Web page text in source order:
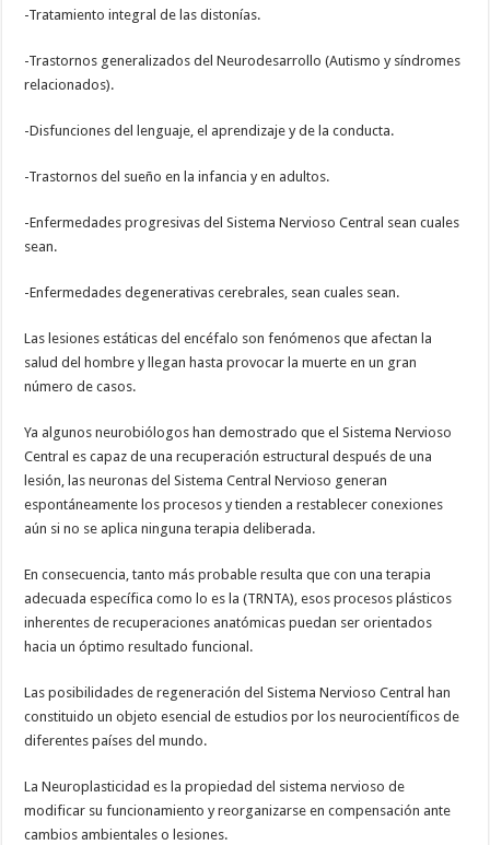
-Tratamiento integral de las distonías.
-Trastornos generalizados del Neurodesarrollo (Autismo y síndromes
relacionados).
-Disfunciones del lenguaje, el aprendizaje y de la conducta.
-Trastornos del sueño en la infancia y en adultos.
-Enfermedades progresivas del Sistema Nervioso Central sean cuales
sean.
-Enfermedades degenerativas cerebrales, sean cuales sean.
Las lesiones estáticas del encéfalo son fenómenos que afectan la
salud del hombre y llegan hasta provocar la muerte en un gran
número de casos.
Ya algunos neurobiólogos han demostrado que el Sistema Nervioso
Central es capaz de una recuperación estructural después de una
lesión, las neuronas del Sistema Central Nervioso generan
espontáneamente los procesos y tienden a restablecer conexiones
aún si no se aplica ninguna terapia deliberada.
En consecuencia, tanto más probable resulta que con una terapia
adecuada específica como lo es la (TRNTA), esos procesos plásticos
inherentes de recuperaciones anatómicas puedan ser orientados
hacia un óptimo resultado funcional.
Las posibilidades de regeneración del Sistema Nervioso Central han
constituido un objeto esencial de estudios por los neurocientíficos de
diferentes países del mundo.
La Neuroplasticidad es la propiedad del sistema nervioso de
modificar su funcionamiento y reorganizarse en compensación ante
cambios ambientales o lesiones.